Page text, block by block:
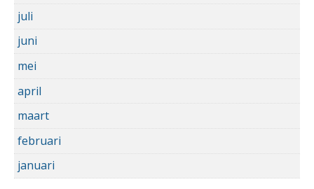
juli
juni
mei
april
maart
februari
januari